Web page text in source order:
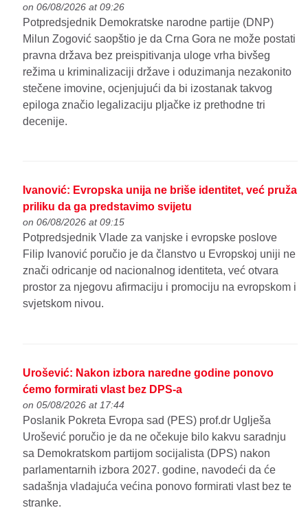
on 06/08/2026 at 09:26
Potpredsjednik Demokratske narodne partije (DNP)
Milun Zogović saopštio je da Crna Gora ne može postati
pravna država bez preispitivanja uloge vrha bivšeg
režima u kriminalizaciji države i oduzimanja nezakonito
stečene imovine, ocjenjujući da bi izostanak takvog
epiloga značio legalizaciju pljačke iz prethodne tri
decenije.
Ivanović: Evropska unija ne briše identitet, već pruža
priliku da ga predstavimo svijetu
on 06/08/2026 at 09:15
Potpredsjednik Vlade za vanjske i evropske poslove
Filip Ivanović poručio je da članstvo u Evropskoj uniji ne
znači odricanje od nacionalnog identiteta, već otvara
prostor za njegovu afirmaciju i promociju na evropskom i
svjetskom nivou.
Urošević: Nakon izbora naredne godine ponovo
ćemo formirati vlast bez DPS-a
on 05/08/2026 at 17:44
Poslanik Pokreta Evropa sad (PES) prof.dr Uglješa
Urošević poručio je da ne očekuje bilo kakvu saradnju
sa Demokratskom partijom socijalista (DPS) nakon
parlamentarnih izbora 2027. godine, navodeći da će
sadašnja vladajuća većina ponovo formirati vlast bez te
stranke.